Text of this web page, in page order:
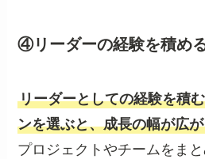
④リーダーの経験を積め
リーダーとしての経験を積
ンを選ぶと、成長の幅が広
プロジェクトやチームをまと